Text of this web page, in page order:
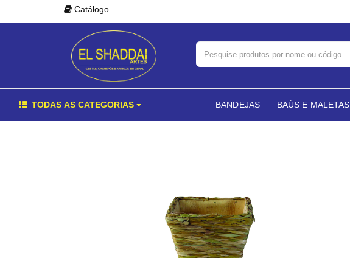
Catálogo
TODAS AS CATEGORIAS BANDEJAS BAÚS E MALETAS